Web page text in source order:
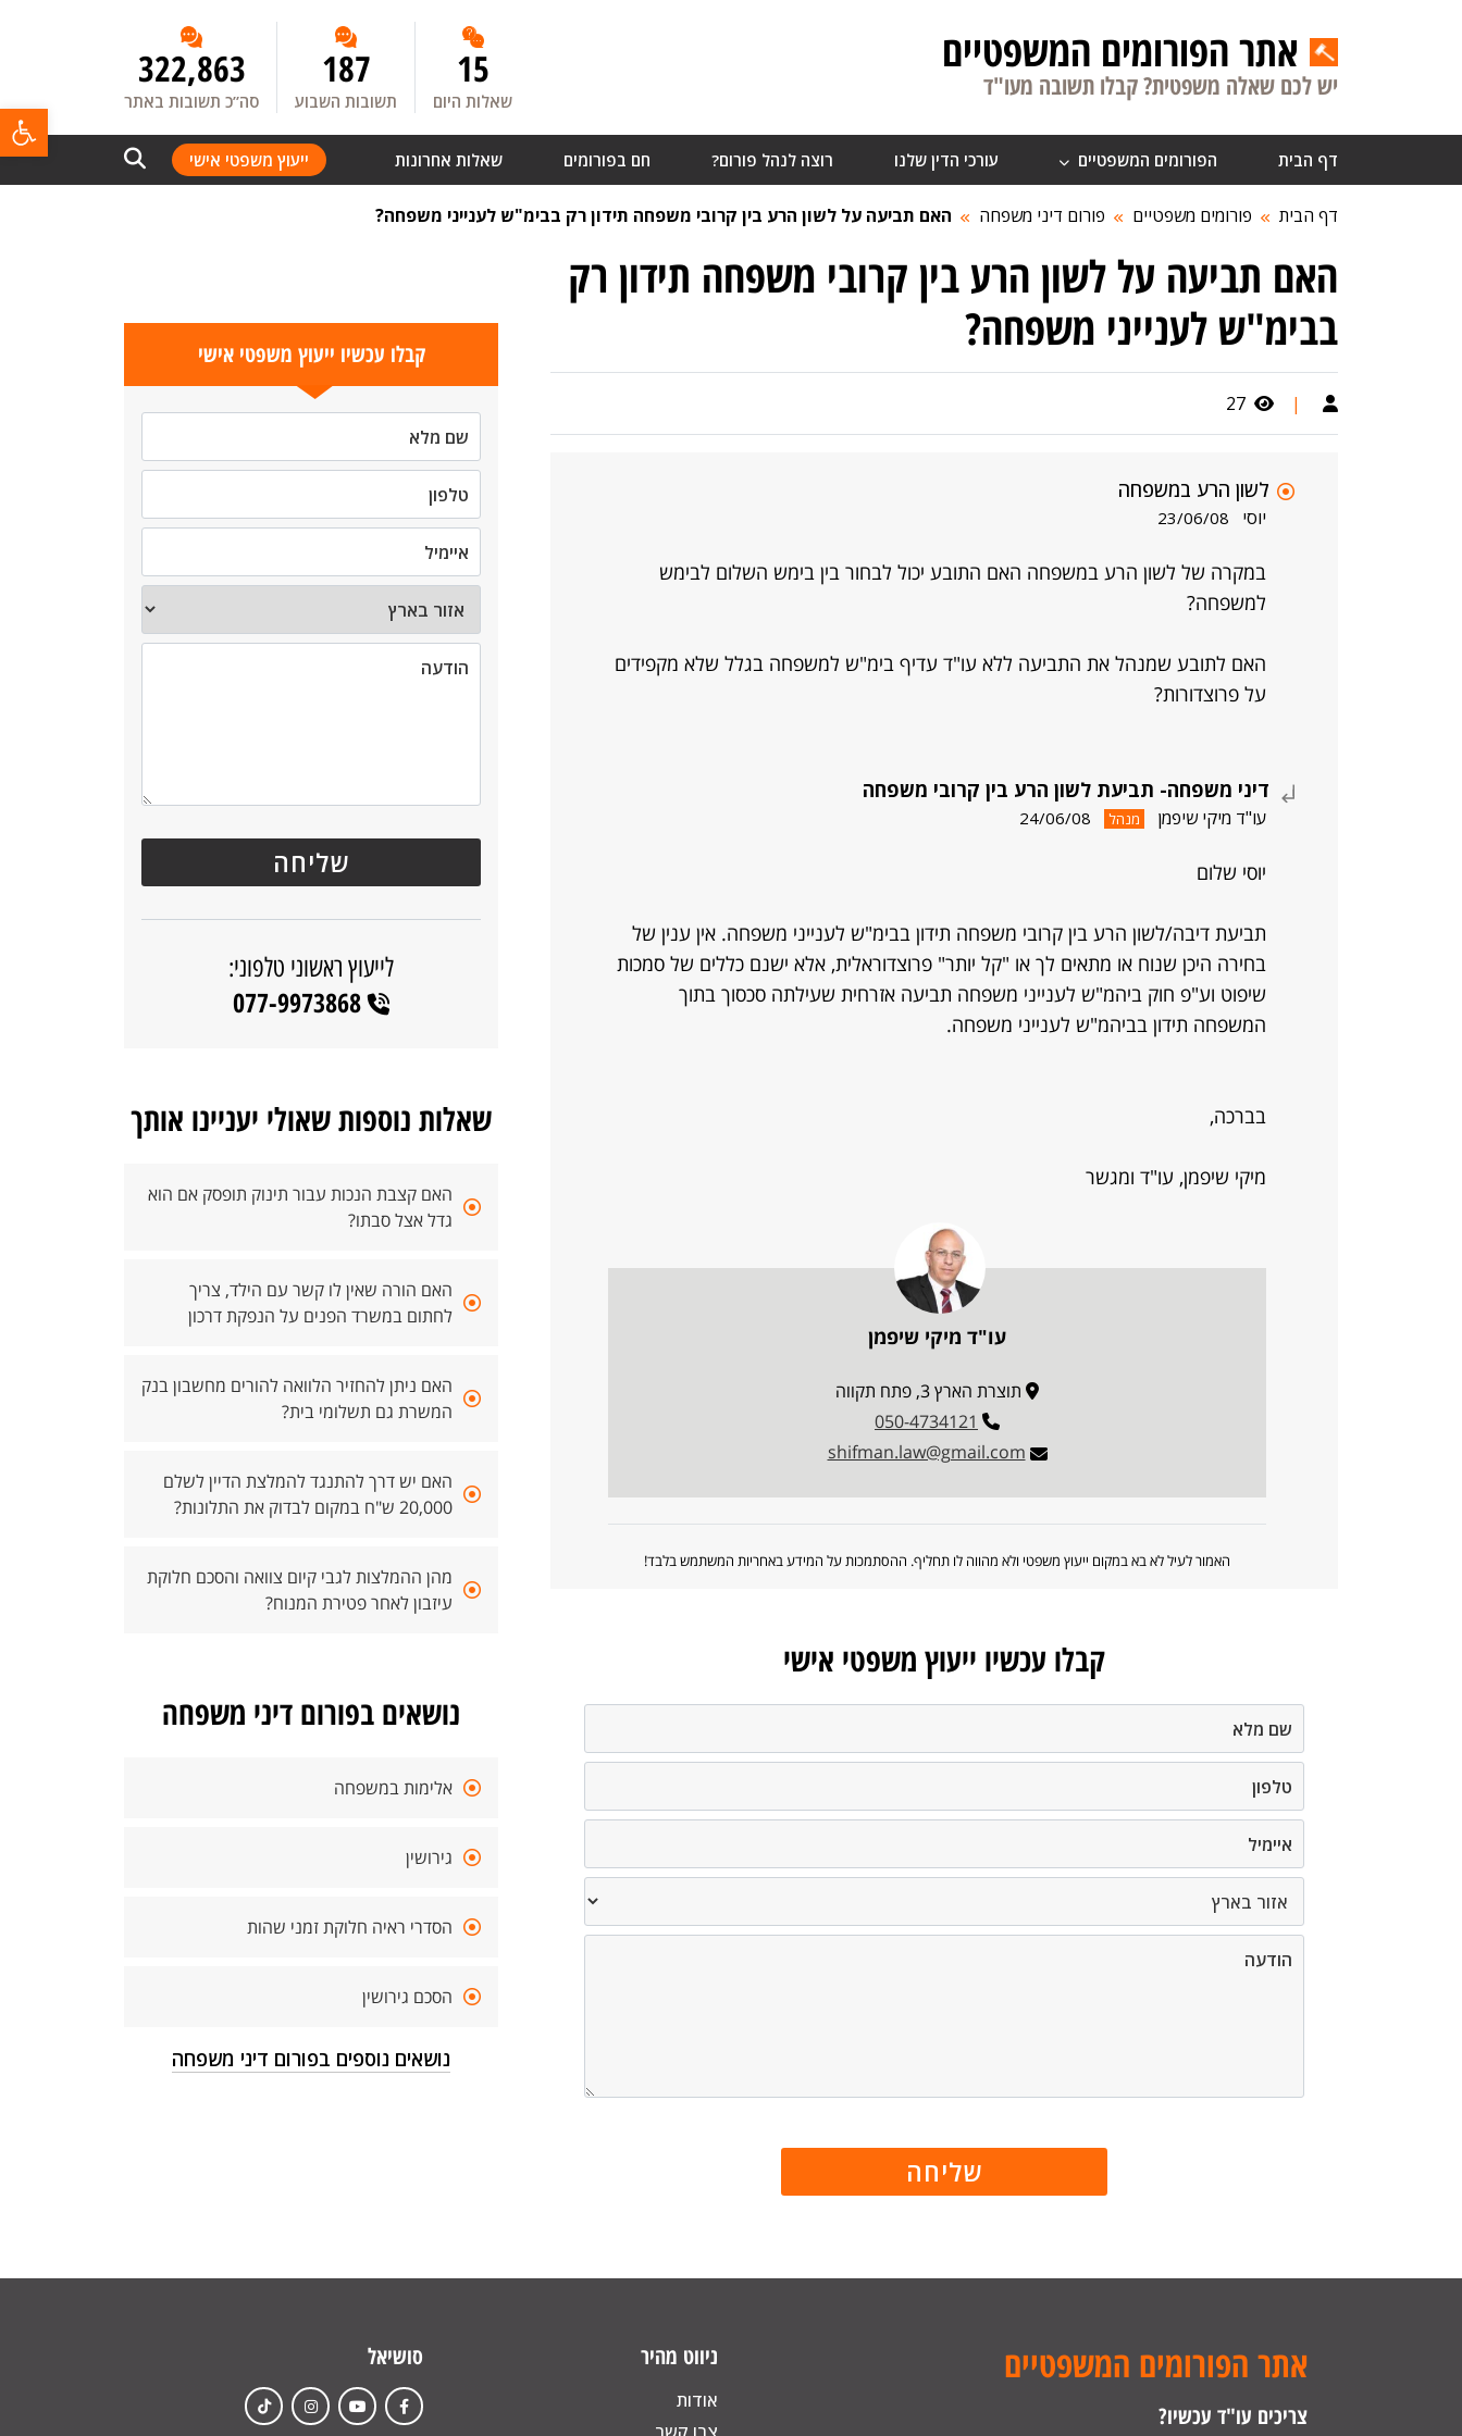
אתר הפורומים המשפטיים
יש לכם שאלה משפטית? קבלו תשובה מעו"ד 15
שאלות היום
187
תשובות השבוע
322,863
סה”כ תשובות באתר
דף הבית הפורומים המשפטיים עורכי הדין שלנו רוצה לנהל פורום? חם בפורומים שאלות אחרונות ייעוץ משפטי אישי
דף הבית פורומים משפטיים פורום דיני משפחה האם תביעה על לשון הרע בין קרובי משפחה תידון רק בבימ"ש לענייני משפחה?
האם תביעה על לשון הרע בין קרובי משפחה תידון רק
בבימ"ש לענייני משפחה?
|
27
לשון הרע במשפחה
יוסי 23/06/08
במקרה של לשון הרע במשפחה האם התובע יכול לבחור בין בימש השלום לבימש
למשפחה?
האם לתובע שמנהל את התביעה ללא עו"ד עדיף בימ"ש למשפחה בגלל שלא מקפידים
על פרוצדורות?
דיני משפחה- תביעת לשון הרע בין קרובי משפחה
עו"ד מיקי שיפמן מנהל 24/06/08
יוסי שלום
תביעת דיבה/לשון הרע בין קרובי משפחה תידון בבימ"ש לענייני משפחה. אין ענין של
בחירה היכן שנוח או מתאים לך או "קל יותר" פרוצדוראלית, אלא ישנם כללים של סמכות
שיפוט וע"פ חוק ביהמ"ש לענייני משפחה תביעה אזרחית שעילתה סכסוך בתוך
המשפחה תידון בביהמ"ש לענייני משפחה.
בברכה,
מיקי שיפמן, עו"ד ומגשר
עו"ד מיקי שיפמן
תוצרת הארץ 3, פתח תקווה
050-4734121
shifman.law@gmail.com
האמור לעיל לא בא במקום ייעוץ משפטי ולא מהווה לו תחליף. ההסתמכות על המידע באחריות המשתמש בלבד!
קבלו עכשיו ייעוץ משפטי אישי
קבלו עכשיו ייעוץ משפטי אישי
לייעוץ ראשוני טלפוני:
077-9973868
שאלות נוספות שאולי יעניינו אותך
האם קצבת הנכות עבור תינוק תופסק אם הוא
גדל אצל סבתו?
האם הורה שאין לו קשר עם הילד, צריך
לחתום במשרד הפנים על הנפקת דרכון
האם ניתן להחזיר הלוואה להורים מחשבון בנק
המשרת גם תשלומי בית?
האם יש דרך להתנגד להמלצת הדיין לשלם
20,000 ש"ח במקום לבדוק את התלונות?
מהן ההמלצות לגבי קיום צוואה והסכם חלוקת
עיזבון לאחר פטירת המנוח?
נושאים בפורום דיני משפחה
אלימות במשפחה
גירושין
הסדרי ראיה חלוקת זמני שהות
הסכם גירושין
נושאים נוספים בפורום דיני משפחה
אתר הפורומים המשפטיים
צריכים עו"ד עכשיו?
ניווט מהיר
אודות
סושיאל